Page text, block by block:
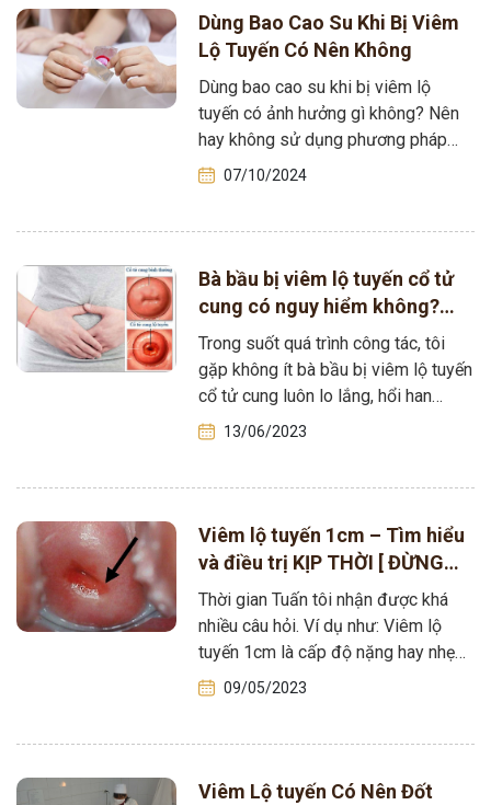
Dùng Bao Cao Su Khi Bị Viêm
Lộ Tuyến Có Nên Không
Dùng bao cao su khi bị viêm lộ
tuyến có ảnh hưởng gì không? Nên
hay không sử dụng phương pháp
này?… Những câu hỏi…
07/10/2024
Bà bầu bị viêm lộ tuyến cổ tử
cung có nguy hiểm không?
Làm sao để chữa DỨT ĐIỂM?
Trong suốt quá trình công tác, tôi
gặp không ít bà bầu bị viêm lộ tuyến
cổ tử cung luôn lo lắng, hổi han
nhiều…13/06/2023
Viêm lộ tuyến 1cm – Tìm hiểu
và điều trị KỊP THỜI [ ĐỪNG
CHỦ QUAN BỎ QUA]
Thời gian Tuấn tôi nhận được khá
nhiều câu hỏi. Ví dụ như: Viêm lộ
tuyến 1cm là cấp độ nặng hay nhẹ?
Có gây…
09/05/2023
Viêm Lộ tuyến Có Nên Đốt